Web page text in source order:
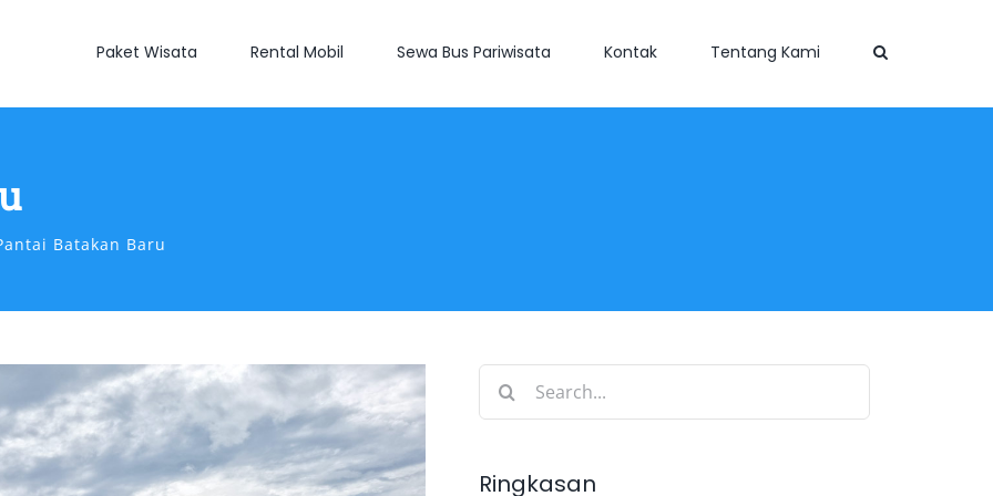
Paket Wisata Rental Mobil Sewa Bus Pariwisata Kontak Tentang Kami
Batakan Baru
Search
Ringkasan